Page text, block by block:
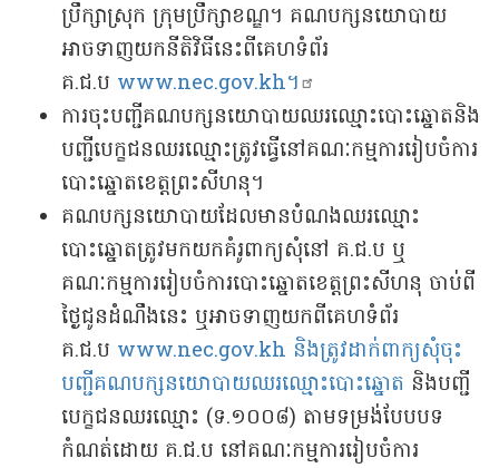
ប្រឹក្សាស្រុក ក្រុមប្រឹក្សាខណ្ឌ។ គណបក្សនយោបាយ
អាចទាញយកនីតិវិធីនេះពីគេហទំព័រ
គ.ជ.ប www.nec.gov.kh។
ការចុះបញ្ជីគណបក្សនយោបាយឈរឈ្មោះបោះឆ្នោតនិង
បញ្ជីបេក្ខជនឈរឈ្មោះត្រូវធ្វើនៅគណៈកម្មការរៀបចំការ
បោះឆ្នោតខេត្តព្រះសីហនុ។
គណបក្សនយោបាយដែលមានបំណងឈរឈ្មោះ
បោះឆ្នោតត្រូវមកយកគំរូពាក្យសុំនៅ គ.ជ.ប ឬ
គណៈកម្មការរៀបចំការបោះឆ្នោតខេត្តព្រះសីហនុ​ ចាប់ពី
ថ្ងៃជូនដំណឹងនេះ ឬអាចទាញយកពីគេហទំព័រ
គ.ជ.ប www.nec.gov.kh និងត្រូវដាក់ពាក្យសុំចុះ
បញ្ជីគណបក្សនយោបាយឈរឈ្មោះបោះឆ្នោត និងបញ្ជី
បេក្ខជនឈរឈ្មោះ (ទ.១០០៨) តាមទម្រង់បែបបទ
កំណត់ដោយ គ.ជ.ប នៅគណៈកម្មការរៀបចំការ